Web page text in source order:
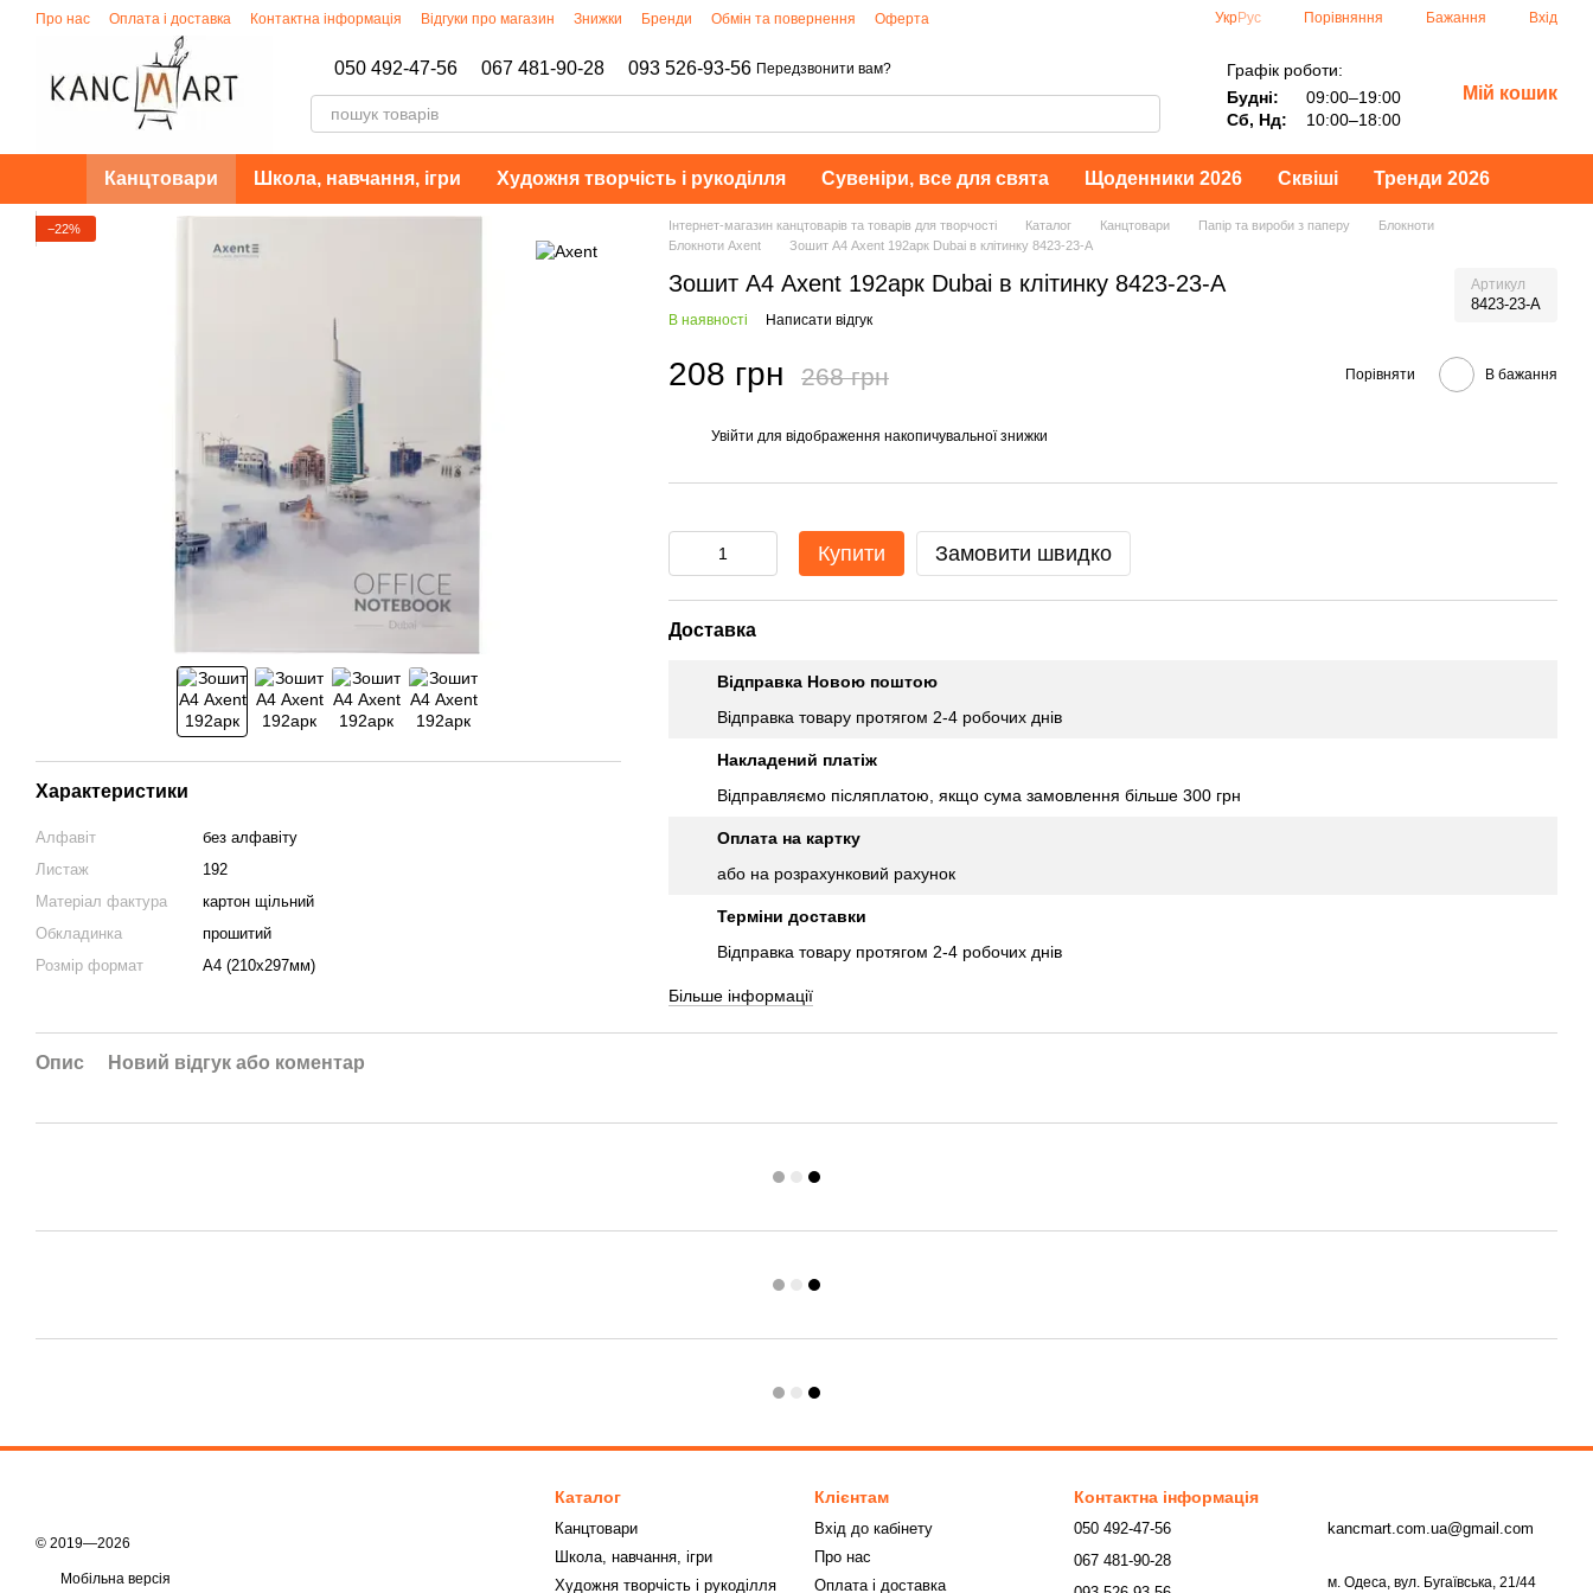
Перейти до основного контенту
Про нас Оплата і доставка Контактна інформація Відгуки про магазин Знижки Бренди Обмін та повернення
Оферта
Політика конфіденційності
УкрРус Порівняння Бажання Вхід
050 492-47-56 067 481-90-28 093 526-93-56 Передзвонити вам?
Графік роботи:
Будні:
09:00–19:00
Сб, Нд:
10:00–18:00
Мій кошик
Канцтовари Школа, навчання, ігри Художня творчість і рукоділля Сувеніри, все для свята Щоденники 2026 Сквіші Тренди 2026
−22%
Характеристики
Алфавіт
без алфавіту
Листаж
192
Матеріал фактура
картон щільний
Обкладинка
прошитий
Розмір формат
A4 (210х297мм)
Інтернет-магазин канцтоварів та товарів для творчості Каталог Канцтовари Папір та вироби з паперу
Блокноти
Блокноти Axent
Зошит А4 Axent 192арк Dubai в клітинку 8423-23-A
Зошит А4 Axent 192арк Dubai в клітинку 8423-23-A Артикул
8423-23-A
В наявності Написати відгук
208 грн 268 грн Порівняти В бажання
Увійти для відображення накопичувальної знижки
Купити Замовити швидко
Доставка
Відправка Новою поштою
Відправка товару протягом 2-4 робочих днів
Накладений платіж
Відправляємо післяплатою, якщо сума замовлення більше 300 грн
Оплата на картку
або на розрахунковий рахунок
Терміни доставки
Відправка товару протягом 2-4 робочих днів
Більше інформації
Опис Новий відгук або коментар
© 2019—2026
Мобільна версія
Каталог
Канцтовари
Школа, навчання, ігри
Художня творчість і рукоділля
Клієнтам
Вхід до кабінету
Про нас
Оплата і доставка
Контактна інформація
050 492-47-56
067 481-90-28
kancmart.com.ua@gmail.com
м. Одеса, вул. Бугаївська, 21/44